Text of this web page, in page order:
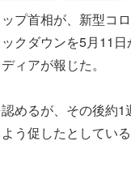
プ首相が、新型コ
クダウンを5月11
ィアが報じた。
めるが、その後約1
う促したとしている